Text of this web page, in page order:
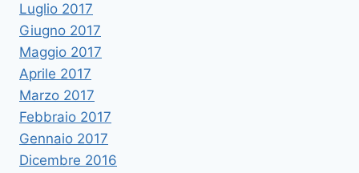
Luglio 2017
Giugno 2017
Maggio 2017
Aprile 2017
Marzo 2017
Febbraio 2017
Gennaio 2017
Dicembre 2016